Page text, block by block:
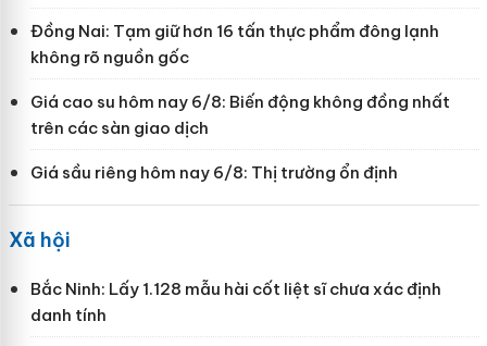
Đồng Nai: Tạm giữ hơn 16 tấn thực phẩm đông lạnh
không rõ nguồn gốc
Giá cao su hôm nay 6/8: Biến động không đồng nhất
trên các sàn giao dịch
Giá sầu riêng hôm nay 6/8: Thị trường ổn định
Xã hội
Bắc Ninh: Lấy 1.128 mẫu hài cốt liệt sĩ chưa xác định
danh tính